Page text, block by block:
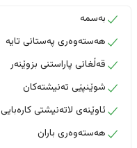
بەسمە
هەستەوەری پەستانی تایە
قەڵغانی پاراستنی بزوێنەر
شوێنپێی تەنیشتەکان
ئاوێنەی لاتەنیشتی کارەبایی
هەستەوەری باران